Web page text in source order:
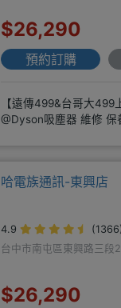
$26,290
預約訂購
【遠傳499&台哥大499
@Dyson吸塵器 維修 保
哈電族通訊-東興店
4.9
台中市南屯區東興路三段
$26,290